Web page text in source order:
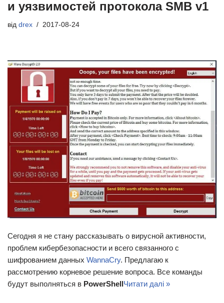
и уязвимостей протокола SMB v1
від drex 2017-08-24
Сегодня я не стану рассказывать о вирусной активности,
проблем кибербезопасности и всего связанного с
шифрованием данных WannaCry. Предлагаю к
рассмотрению корневое решение вопроса. Все команды
будут выполняться в PowerShellЧитати далі »